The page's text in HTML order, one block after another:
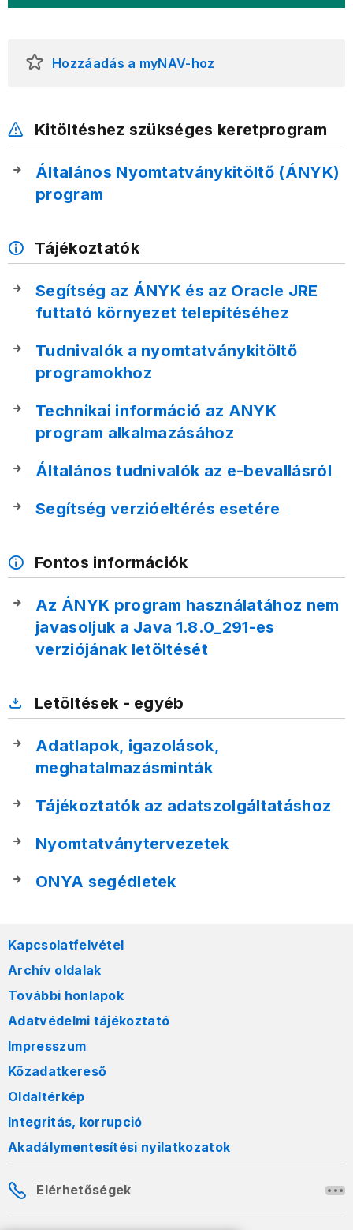
Hozzáadás a myNAV-hoz
Kitöltéshez szükséges keretprogram
Általános Nyomtatványkitöltő (ÁNYK)
program
Tájékoztatók
Segítség az ÁNYK és az Oracle JRE
futtató környezet telepítéséhez
Tudnivalók a nyomtatványkitöltő
programokhoz
Technikai információ az ANYK
program alkalmazásához
Általános tudnivalók az e-bevallásról
Segítség verzióeltérés esetére
Fontos információk
Az ÁNYK program használatához nem
javasoljuk a Java 1.8.0_291-es
verziójának letöltését
Letöltések - egyéb
Adatlapok, igazolások,
meghatalmazásminták
Tájékoztatók az adatszolgáltatáshoz
Nyomtatványtervezetek
ONYA segédletek
Kapcsolatfelvétel
Archív oldalak
További honlapok
Adatvédelmi tájékoztató
Impresszum
Közadatkereső
Oldaltérkép
Integritás, korrupció
Akadálymentesítési nyilatkozatok
Elérhetőségek